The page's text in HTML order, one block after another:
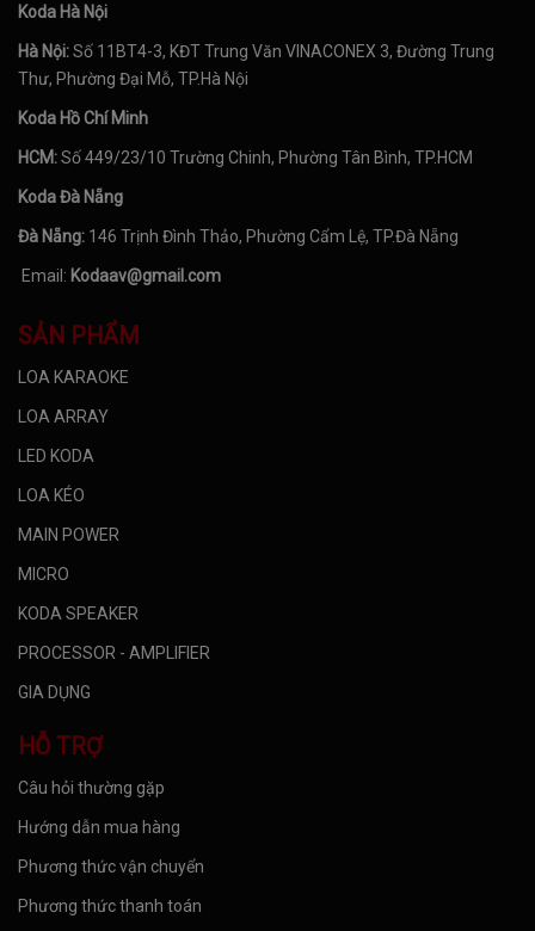
Koda Hà Nội
Hà Nội:Số 11BT4-3, KĐT Trung Văn VINACONEX 3, Đường Trung
Thư, Phường Đại Mỗ, TP.Hà Nội
Koda Hồ Chí Minh
HCM:Số 449/23/10 Trường Chinh, Phường Tân Bình, TP.HCM
Koda Đà Nẵng
Đà Nẵng: 146 Trịnh Đình Thảo, Phường Cẩm Lệ, TP.Đà Nẵng
Email: Kodaav@gmail.com
SẢN PHẨM
LOA KARAOKE
LOA ARRAY
LED KODA
LOA KÉO
MAIN POWER
MICRO
KODA SPEAKER
PROCESSOR - AMPLIFIER
GIA DỤNG
HỖ TRỢ
Câu hỏi thường gặp
Hướng dẫn mua hàng
Phương thức vận chuyển
Phương thức thanh toán